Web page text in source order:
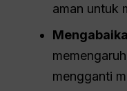
aman untuk
mengganti